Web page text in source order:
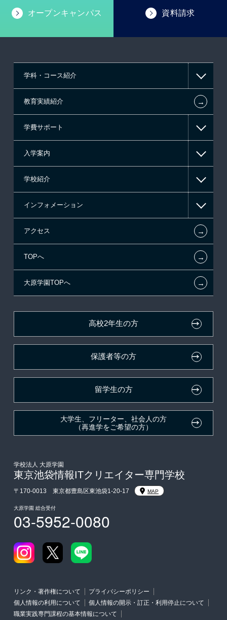
オープンキャンパス 資料請求
学科・コース紹介
情報IT系
ゲーム系
東京経営大学 学士取得コース
教育実績紹介 ←
学費サポート
高等教育の修学支援新制度
日本学生支援機構の奨学金
国の教育ローン
提携教育ローン
新聞奨学生
試験による特待生制度
入学案内
一般入学
AO入学
指定校推薦入学
指定校自己推薦入学
特別推薦入学
生徒会活動推薦入学
在校生・卒業生紹介推薦入学
大学生・短期大学生特別入学
学費
東京経営大学への3年次編入学
入学前のお勧め学習システム
大学・短期大学・公務員併願制度
学校紹介
在校生からあなたへ
施設・研修所
学生寮・マンションのご案内
大原の資格サポート制度
インフォメーション
お知らせ・新着情報
在校生へのお知らせ
各種証明書の発行ご希望の方
採用ご担当の方
アクセス ←
TOPへ ←
大原学園TOPへ ←
高校2年生の方
保護者等の方
留学生の方
大学生、フリーター、社会人の方
（再進学をご希望の方）
学校法人 大原学園
東京池袋情報ITクリエイター専門学校
〒170-0013 東京都豊島区東池袋1-20-17 MAP
大原学園 総合受付
03-5952-0080
リンク・著作権について
プライバシーポリシー
個人情報の利用について
個人情報の開示・訂正・利用停止について
職業実践専門課程の基本情報について